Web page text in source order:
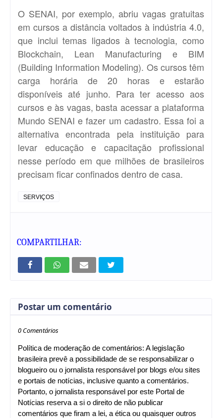
O SENAI, por exemplo, abriu vagas gratuitas
em cursos a distância voltados à indústria 4.0,
que inclui temas ligados à tecnologia, como
Blockchain, Lean Manufacturing e BIM
(Building Information Modeling). Os cursos têm
carga horária de 20 horas e estarão
disponíveis até junho. Para ter acesso aos
cursos e às vagas, basta acessar a plataforma
Mundo SENAI e fazer um cadastro. Essa foi a
alternativa encontrada pela instituição para
levar educação e capacitação profissional
nesse período em que milhões de brasileiros
precisam ficar confinados dentro de casa.
SERVIÇOS
COMPARTILHAR:
Postar um comentário
0 Comentários
Política de moderação de comentários: A legislação
brasileira prevê a possibilidade de se responsabilizar o
blogueiro ou o jornalista responsável por blogs e/ou sites
e portais de notícias, inclusive quanto a comentários.
Portanto, o jornalista responsável por este Portal de
Notícias reserva a si o direito de não publicar
comentários que firam a lei, a ética ou quaisquer outros